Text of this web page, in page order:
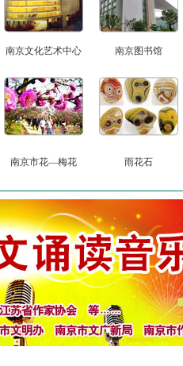
南京文化艺术中心 南京图书馆
南京市花—梅花 雨花石